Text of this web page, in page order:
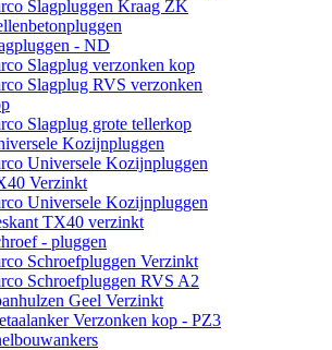
Slagpluggen Kraag ZK
- ND
Slagplug verzonken kop
Slagplug RVS verzonken
Slagplug grote tellerkop
Kozijnpluggen
Universele Kozijnpluggen
Verzinkt
Universele Kozijnpluggen
TX40 verzinkt
- pluggen
Schroefpluggen Verzinkt
Schroefpluggen RVS A2
Geel Verzinkt
Verzonken kop - PZ3